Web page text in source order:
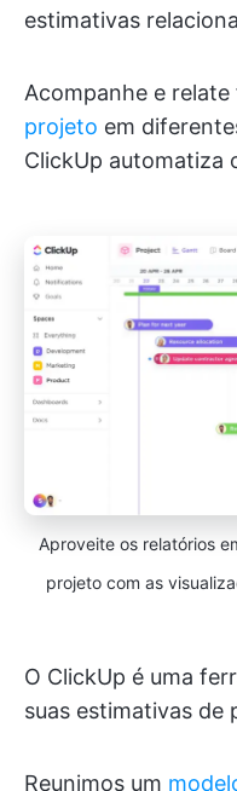
estimativas
Acompanhe e
projeto em
ClickUp automatiza
Aproveite os relatórios
projeto com as
O ClickUp é uma
suas estimativas de
Reunimos um